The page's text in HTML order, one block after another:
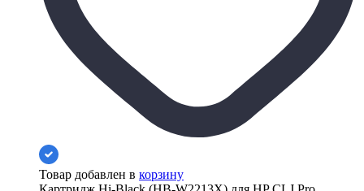
Товар добавлен в корзину